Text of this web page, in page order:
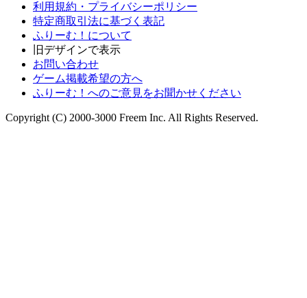
利用規約・プライバシーポリシー
特定商取引法に基づく表記
ふりーむ！について
旧デザインで表示
お問い合わせ
ゲーム掲載希望の方へ
ふりーむ！へのご意見をお聞かせください
Copyright (C) 2000-3000 Freem Inc. All Rights Reserved.